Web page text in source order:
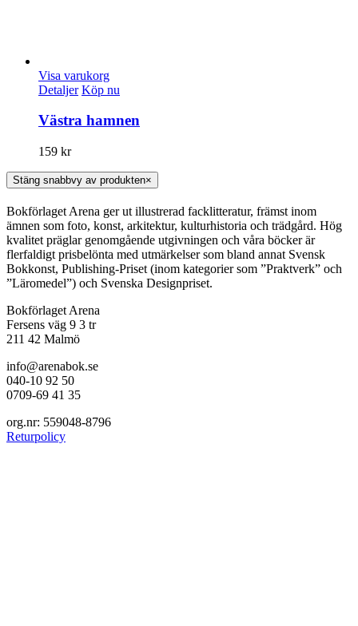
Visa varukorg
Detaljer Köp nu
Västra hamnen
159 kr
Stäng snabbvy av produkten×
Bokförlaget Arena ger ut illustrerad facklitteratur, främst inom
ämnen som foto, konst, arkitektur, kulturhistoria och trädgård. Hög
kvalitet präglar genomgående utgivningen och våra böcker är
flerfaldigt prisbelönta med utmärkelser som bland annat Svensk
Bokkonst, Publishing-Priset (inom kategorier som ”Praktverk” och
”Läromedel”) och Svenska Designpriset.
Bokförlaget Arena
Fersens väg 9 3 tr
211 42 Malmö
info@arenabok.se
040-10 92 50
0709-69 41 35
org.nr: 559048-8796
Returpolicy